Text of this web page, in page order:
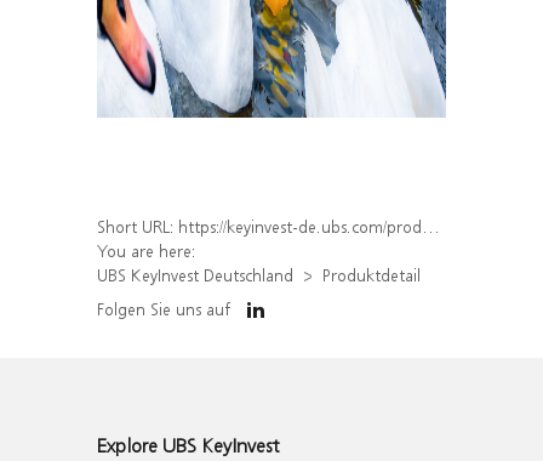
Short URL: https://keyinvest-de.ubs.com/produkt/detail/index/isin/DE000WA9HFY6
You are here:
UBS KeyInvest Deutschland
Produktdetail
Folgen Sie uns auf
Explore UBS KeyInvest